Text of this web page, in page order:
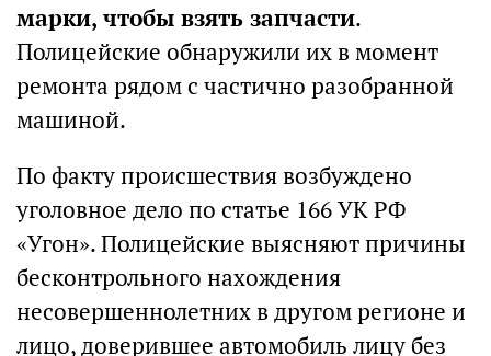
марки, чтобы взять запчасти.
Полицейские обнаружили их в момент
ремонта рядом с частично разобранной
машиной.
По факту происшествия возбуждено
уголовное дело по статье 166 УК РФ
«Угон». Полицейские выясняют причины
бесконтрольного нахождения
несовершеннолетних в другом регионе и
лицо, доверившее автомобиль лицу без